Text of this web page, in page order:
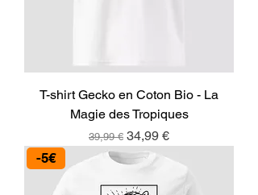
T-shirt Gecko en Coton Bio - La
Magie des Tropiques
Prix original
39,99 € Prix promotionnel
34,99 €
-5€